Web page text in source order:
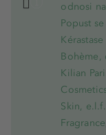
odnosi
Popust
Bohème,
Kilian
Skin,